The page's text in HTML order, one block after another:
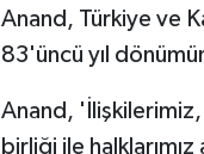
Anand, Türkiye ve
83'üncü yıl
Anand,
birliği ile